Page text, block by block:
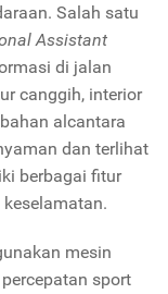
Salah satu
Assistant
di jalan
canggih, interior
alcantara
dan terlihat
berbagai fitur
mesin
sport